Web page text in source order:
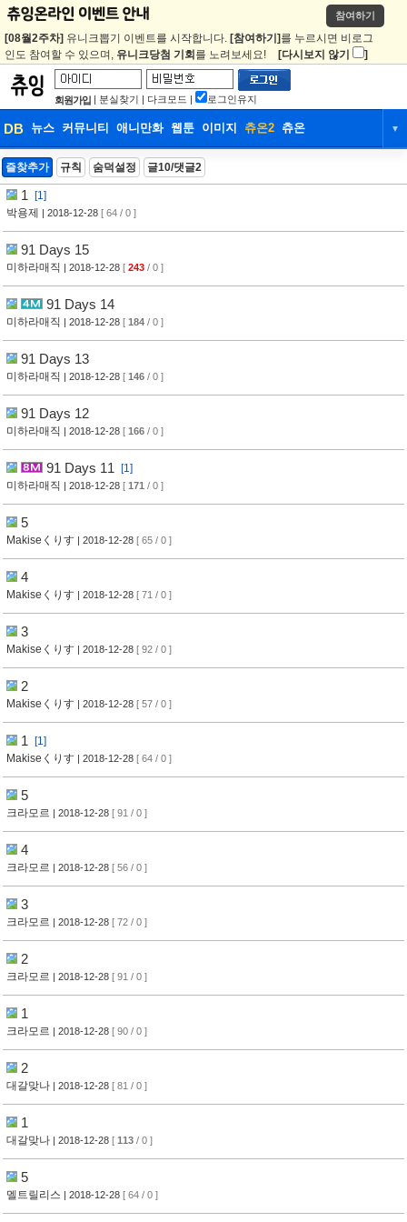
참여하기
[08월2주차] 유니크뽑기 이벤트를 시작합니다. [참여하기] 를 누르시면 비로그
인도 참여할 수 있으며, 유니크당첨 기회 를 노려보세요! [다시보지 않기 ]
회원가입 | 분실찾기 | 다크모드 | 로그인유지
DB 뉴스 커뮤니티 애니만화 웹툰 이미지 츄온2 츄온 ▼
DB 뉴스
즐찾추가 규칙 숨덕설정 글10/댓글2
1
[1]
박용제
| 2018-12-28 [ 64 / 0 ]
91 Days 15
미하라매직 | 2018-12-28 [ 243 / 0 ]
91 Days 14
미하라매직 | 2018-12-28 [ 184 / 0 ]
91 Days 13
미하라매직 | 2018-12-28 [ 146 / 0 ]
91 Days 12
미하라매직 | 2018-12-28 [ 166 / 0 ]
91 Days 11
[1]
미하라매직 | 2018-12-28 [ 171 / 0 ]
5
Makiseくりす | 2018-12-28 [ 65 / 0 ]
4
Makiseくりす | 2018-12-28 [ 71 / 0 ]
3
Makiseくりす | 2018-12-28 [ 92 / 0 ]
2
Makiseくりす | 2018-12-28 [ 57 / 0 ]
1
[1]
Makiseくりす | 2018-12-28 [ 64 / 0 ]
5
크라모르 | 2018-12-28 [ 91 / 0 ]
4
크라모르 | 2018-12-28 [ 56 / 0 ]
3
크라모르 | 2018-12-28 [ 72 / 0 ]
2
크라모르 | 2018-12-28 [ 91 / 0 ]
1
크라모르 | 2018-12-28 [ 90 / 0 ]
2
대갈맞나 | 2018-12-28 [ 81 / 0 ]
1
대갈맞나 | 2018-12-28 [ 113 / 0 ]
5
멜트릴리스 | 2018-12-28 [ 64 / 0 ]